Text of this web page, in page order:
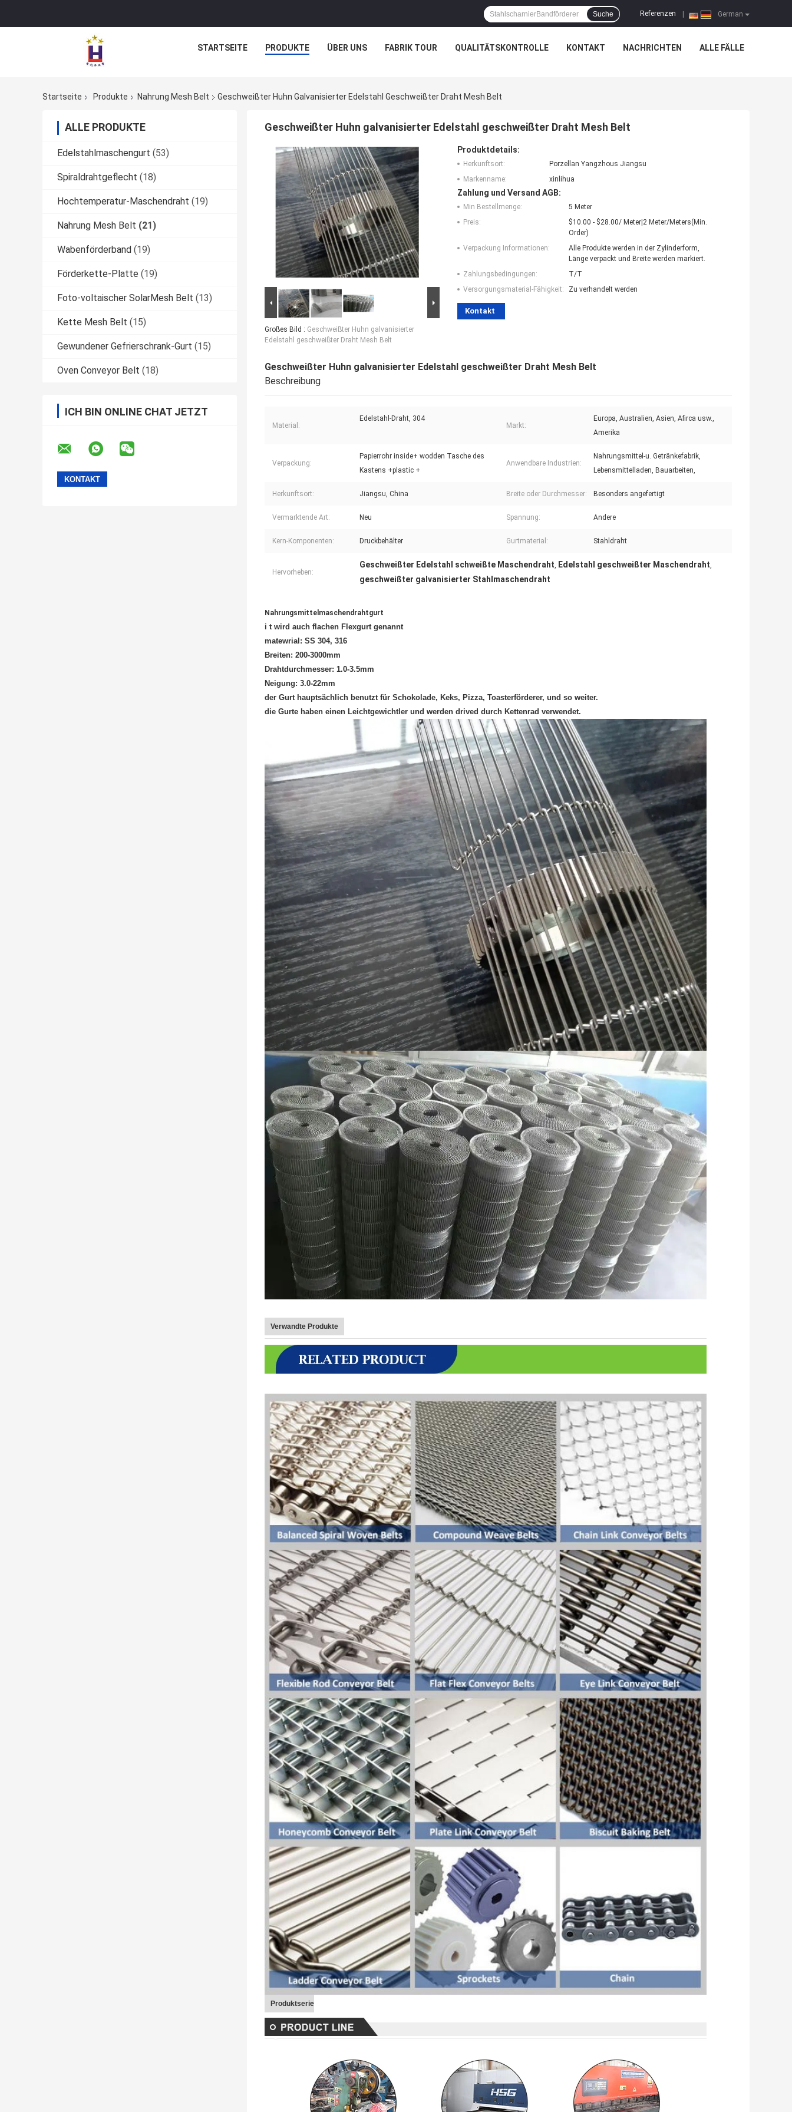
German
Referenzen
Suche
STARTSEITE PRODUKTE ÜBER UNS FABRIK TOUR QUALITÄTSKONTROLLE KONTAKT NACHRICHTEN ALLE FÄLLE
Startseite Produkte Nahrung Mesh Belt Geschweißter Huhn Galvanisierter Edelstahl Geschweißter Draht Mesh Belt
ALLE PRODUKTE
Edelstahlmaschengurt (53)
Spiraldrahtgeflecht (18)
Hochtemperatur-Maschendraht (19)
Nahrung Mesh Belt (21)
Wabenförderband (19)
Förderkette-Platte (19)
Foto-voltaischer SolarMesh Belt (13)
Kette Mesh Belt (15)
Gewundener Gefrierschrank-Gurt (15)
Oven Conveyor Belt (18)
ICH BIN ONLINE CHAT JETZT
Geschweißter Huhn galvanisierter Edelstahl geschweißter Draht Mesh Belt
Großes Bild : Geschweißter Huhn galvanisierter
Edelstahl geschweißter Draht Mesh Belt
Produktdetails:
Herkunftsort:
Porzellan Yangzhous Jiangsu
Markenname:
xinlihua
Zahlung und Versand AGB:
Min Bestellmenge:
5 Meter
Preis:
$10.00 - $28.00/ Meter|2 Meter/Meters(Min.
Order)
Verpackung Informationen:
Alle Produkte werden in der Zylinderform,
Länge verpackt und Breite werden markiert.
Zahlungsbedingungen:
T/T
Versorgungsmaterial-Fähigkeit:
Zu verhandelt werden
Kontakt
Geschweißter Huhn galvanisierter Edelstahl geschweißter Draht Mesh Belt
Beschreibung
Material:
Edelstahl-Draht, 304
Markt:
Europa, Australien, Asien, Afirca usw.,
Amerika
Verpackung:
Papierrohr inside+ wodden Tasche des
Kastens +plastic +
Anwendbare Industrien:
Nahrungsmittel-u. Getränkefabrik,
Lebensmittelladen, Bauarbeiten,
Herkunftsort: Jiangsu, China Breite oder Durchmesser: Besonders angefertigt
Vermarktende Art: Neu Spannung: Andere
Kern-Komponenten: Druckbehälter Gurtmaterial: Stahldraht
Hervorheben:
Geschweißter Edelstahl schweißte Maschendraht, Edelstahl geschweißter Maschendraht,
geschweißter galvanisierter Stahlmaschendraht
Nahrungsmittelmaschendrahtgurt
i t wird auch flachen Flexgurt genannt
matewrial: SS 304, 316
Breiten: 200-3000mm
Drahtdurchmesser: 1.0-3.5mm
Neigung: 3.0-22mm
der Gurt hauptsächlich benutzt für Schokolade, Keks, Pizza, Toasterförderer, und so weiter.
die Gurte haben einen Leichtgewichtler und werden drived durch Kettenrad verwendet.
Verwandte Produkte
Produktserie